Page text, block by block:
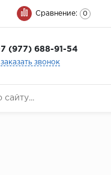
Сравнение: 0
(977) 688-91-54
заказать звонок